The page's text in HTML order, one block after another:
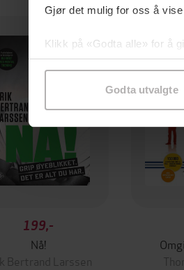
Gjør det mulig for oss å
Klikk på «Godta alle» for å
samtykke til spesifikke
Godta utvalgte
199,-
Nå!
Bertrand Larssen